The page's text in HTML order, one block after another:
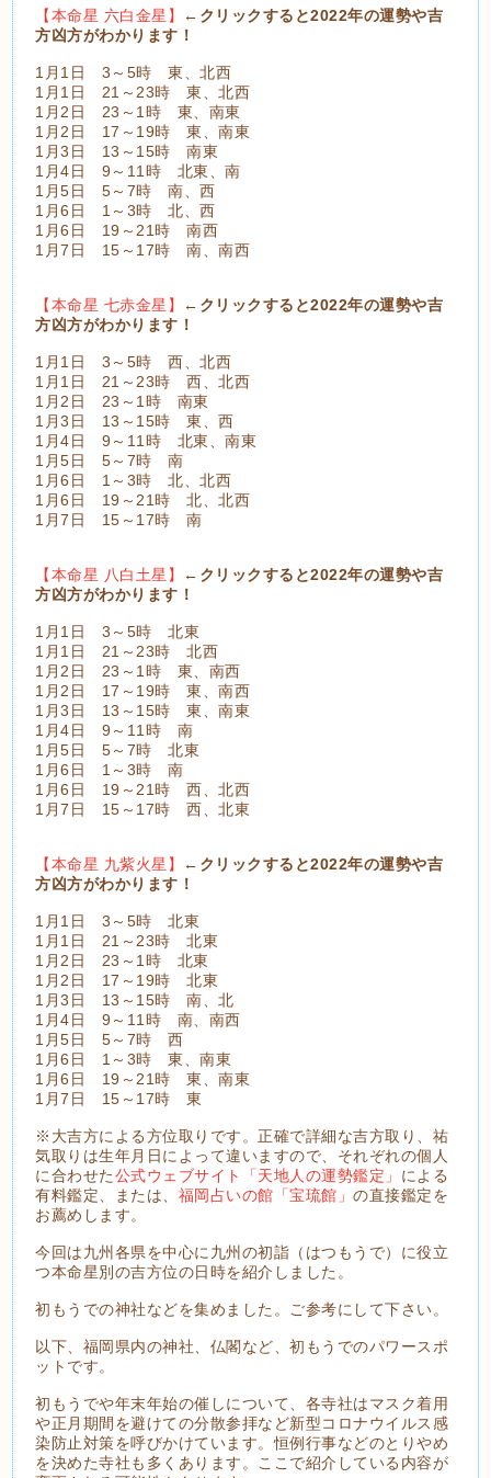
【本命星 六白金星】
←クリックすると2022年の運勢や吉
方凶方がわかります！
1月1日 3～5時 東、北西
1月1日 21～23時 東、北西
1月2日 23～1時 東、南東
1月2日 17～19時 東、南東
1月3日 13～15時 南東
1月4日 9～11時 北東、南
1月5日 5～7時 南、西
1月6日 1～3時 北、西
1月6日 19～21時 南西
1月7日 15～17時 南、南西
【本命星 七赤金星】
←クリックすると2022年の運勢や吉
方凶方がわかります！
1月1日 3～5時 西、北西
1月1日 21～23時 西、北西
1月2日 23～1時 南東
1月3日 13～15時 東、西
1月4日 9～11時 北東、南東
1月5日 5～7時 南
1月6日 1～3時 北、北西
1月6日 19～21時 北、北西
1月7日 15～17時 南
【本命星 八白土星】
←クリックすると2022年の運勢や吉
方凶方がわかります！
1月1日 3～5時 北東
1月1日 21～23時 北西
1月2日 23～1時 東、南西
1月2日 17～19時 東、南西
1月3日 13～15時 東、南東
1月4日 9～11時 南
1月5日 5～7時 北東
1月6日 1～3時 南
1月6日 19～21時 西、北西
1月7日 15～17時 西、北東
【本命星 九紫火星】
←クリックすると2022年の運勢や吉
方凶方がわかります！
1月1日 3～5時 北東
1月1日 21～23時 北東
1月2日 23～1時 北東
1月2日 17～19時 北東
1月3日 13～15時 南、北
1月4日 9～11時 南、南西
1月5日 5～7時 西
1月6日 1～3時 東、南東
1月6日 19～21時 東、南東
1月7日 15～17時 東
※大吉方による方位取りです。正確で詳細な吉方取り、祐
気取りは生年月日によって違いますので、それぞれの個人
に合わせた公式ウェブサイト「天地人の運勢鑑定」 による
有料鑑定、または、 福岡占いの館「宝琉館」の直接鑑定を
お薦めします。
今回は九州各県を中心に九州の初詣（はつもうで）に役立
つ本命星別の吉方位の日時を紹介しました。
初もうでの神社などを集めました。ご参考にして下さい。
以下、福岡県内の神社、仏閣など、初もうでのパワースポ
ットです。
初もうでや年末年始の催しについて、各寺社はマスク着用
や正月期間を避けての分散参拝など新型コロナウイルス感
染防止対策を呼びかけています。恒例行事などのとりやめ
を決めた寺社も多くあります。ここで紹介している内容が